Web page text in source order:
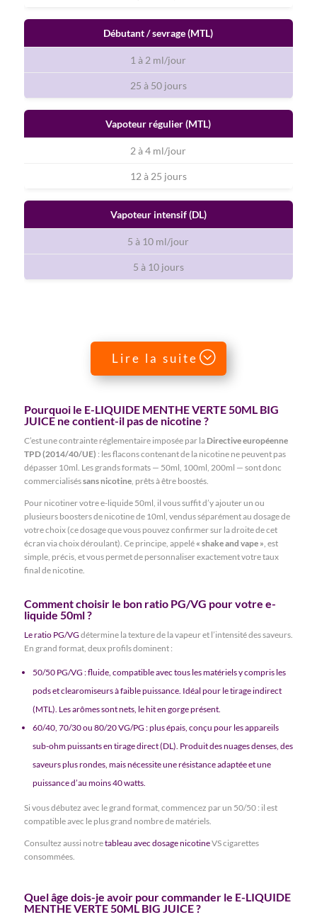
Débutant / sevrage (MTL)
1 à 2 ml/jour
25 à 50 jours
Vapoteur régulier (MTL)
2 à 4 ml/jour
12 à 25 jours
Vapoteur intensif (DL)
5 à 10 ml/jour
5 à 10 jours
Lire la suite
Pourquoi le E-LIQUIDE MENTHE VERTE 50ML BIG
JUICE ne contient-il pas de nicotine ?
C’est une contrainte réglementaire imposée par la Directive européenne
TPD (2014/40/UE) : les flacons contenant de la nicotine ne peuvent pas
dépasser 10ml. Les grands formats — 50ml, 100ml, 200ml — sont donc
commercialiséssans nicotine, prêts à être boostés.
Pour nicotiner votre e-liquide 50ml, il vous suffit d’y ajouter un ou
plusieurs boosters de nicotine de 10ml, vendus séparément au dosage de
votre choix (ce dosage que vous pouvez confirmer sur la droite de cet
écran via choix déroulant). Ce principe, appelé « shake and vape » , est
simple, précis, et vous permet de personnaliser exactement votre taux
final de nicotine.
Comment choisir le bon ratio PG/VG pour votre e-
liquide 50ml ?
Le ratio PG/VG détermine la texture de la vapeur et l’intensité des saveurs.
En grand format, deux profils dominent :
50/50 PG/VG : fluide, compatible avec tous les matériels y compris les
pods et clearomiseurs à faible puissance. Idéal pour le tirage indirect
(MTL). Les arômessont nets, le hit en gorge présent.
60/40, 70/30 ou 80/20 VG/PG : plus épais, conçu pour les appareils
sub-ohm puissants en tirage direct (DL). Produit des nuages denses, des
saveurs plus rondes, mais nécessite une résistance adaptée et une
puissance d’au moins 40 watts.
Si vous débutez avec le grand format, commencez par un 50/50 : il est
compatible avec le plus grand nombre de matériels.
Consultez aussi notretableau avec dosage nicotineVS cigarettes
consommées.
Quel âge dois-je avoir pour commander le E-LIQUIDE
MENTHE VERTE 50ML BIG JUICE ?